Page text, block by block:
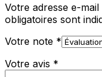
Votre adresse e-
obligatoires sont
Votre note *
Votre avis *